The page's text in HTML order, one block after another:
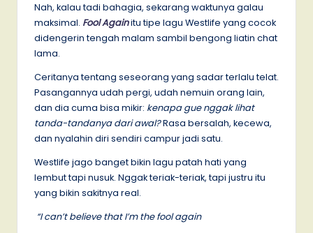
Nah, kalau tadi bahagia, sekarang waktunya galau
maksimal. Fool Againitu tipe lagu Westlife yang cocok
didengerin tengah malam sambil bengong liatin chat
lama.
Ceritanya tentang seseorang yang sadar terlalu telat.
Pasangannya udah pergi, udah nemuin orang lain,
dan dia cuma bisa mikir: kenapa gue nggak lihat
tanda-tandanya dari awal?Rasa bersalah, kecewa,
dan nyalahin diri sendiri campur jadi satu.
Westlife jago banget bikin lagu patah hati yang
lembut tapi nusuk. Nggak teriak-teriak, tapi justru itu
yang bikin sakitnya real.
“I can’t believe that I’m the fool again